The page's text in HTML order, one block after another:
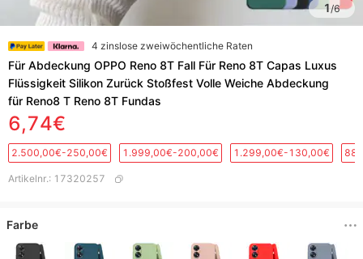
1/6
4 zinslose zweiwöchentliche Raten
Für Abdeckung OPPO Reno 8T Fall Für Reno 8T Capas Luxus
Flüssigkeit Silikon Zurück Stoßfest Volle Weiche Abdeckung
für Reno8 T Reno 8T Fundas
6,74€
2.500,00€-250,00€ 1.999,00€-200,00€ 1.299,00€-130,00€
Artikelnr.: 17320257
Farbe